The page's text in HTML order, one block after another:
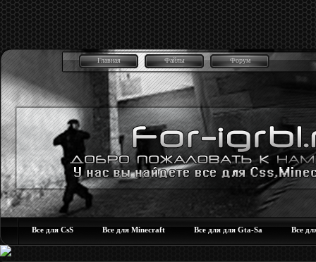
Главная Файлы Форум
Все для CsS Все для Minecraft Все для для Gta-Sa Все